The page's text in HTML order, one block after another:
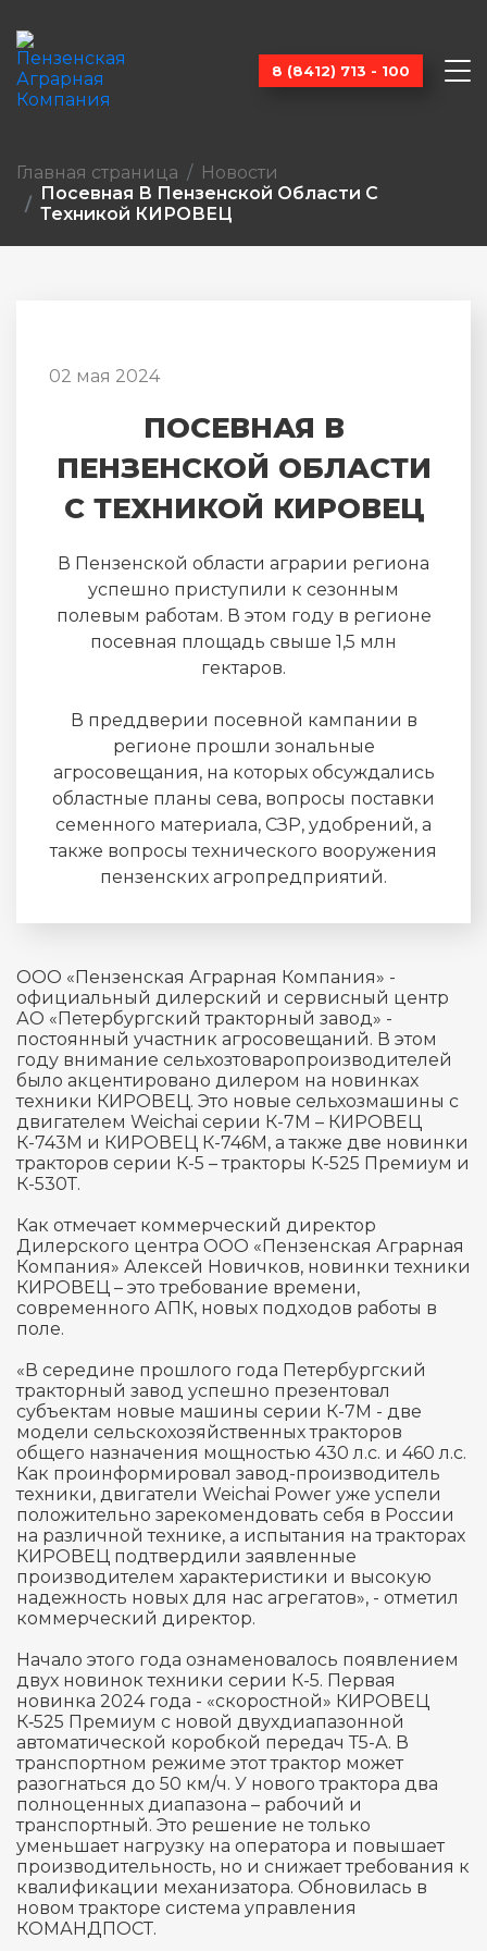
8 (8412) 713 - 100
Главная страница
Новости
Посевная В Пензенской Области С
Техникой КИРОВЕЦ
02 мая 2024
ПОСЕВНАЯ В
ПЕНЗЕНСКОЙ ОБЛАСТИ
С ТЕХНИКОЙ КИРОВЕЦ
В Пензенской области аграрии региона
успешно приступили к сезонным
полевым работам. В этом году в регионе
посевная площадь свыше 1,5 млн
гектаров.
В преддверии посевной кампании в
регионе прошли зональные
агросовещания, на которых обсуждались
областные планы сева, вопросы поставки
семенного материала, СЗР, удобрений, а
также вопросы технического вооружения
пензенских агропредприятий.
ООО «Пензенская Аграрная Компания» -
официальный дилерский и сервисный центр
АО «Петербургский тракторный завод» -
постоянный участник агросовещаний. В этом
году внимание сельхозтоваропроизводителей
было акцентировано дилером на новинках
техники КИРОВЕЦ. Это новые сельхозмашины с
двигателем Weichai серии К-7М – КИРОВЕЦ
К-743М и КИРОВЕЦ К-746М, а также две новинки
тракторов серии К-5 – тракторы К-525 Премиум и
К-530Т.
Как отмечает коммерческий директор
Дилерского центра ООО «Пензенская Аграрная
Компания» Алексей Новичков, новинки техники
КИРОВЕЦ – это требование времени,
современного АПК, новых подходов работы в
поле.
«В середине прошлого года Петербургский
тракторный завод успешно презентовал
субъектам новые машины серии К-7М - две
модели сельскохозяйственных тракторов
общего назначения мощностью 430 л.с. и 460 л.с.
Как проинформировал завод-производитель
техники, двигатели Weichai Power уже успели
положительно зарекомендовать себя в России
на различной технике, а испытания на тракторах
КИРОВЕЦ подтвердили заявленные
производителем характеристики и высокую
надежность новых для нас агрегатов», - отметил
коммерческий директор.
Начало этого года ознаменовалось появлением
двух новинок техники серии К-5. Первая
новинка 2024 года - «скоростной» КИРОВЕЦ
К‑525 Премиум с новой двухдиапазонной
автоматической коробкой передач Т5-А. В
транспортном режиме этот трактор может
разогнаться до 50 км/ч. У нового трактора два
полноценных диапазона – рабочий и
транспортный. Это решение не только
уменьшает нагрузку на оператора и повышает
производительность, но и снижает требования к
квалификации механизатора. Обновилась в
новом тракторе система управления
КОМАНДПОСТ.